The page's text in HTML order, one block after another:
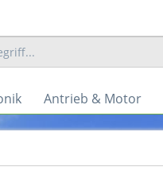
Antrieb & Motor